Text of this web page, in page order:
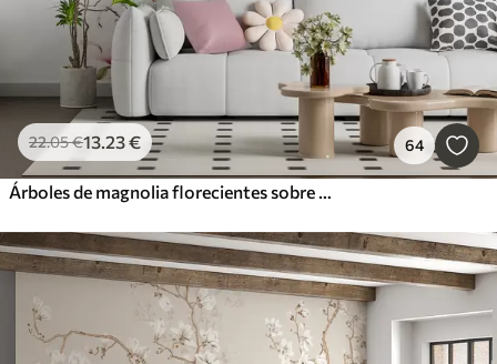
22.05€13.23€ 64
Árboles de magnolia florecientes sobre un fondo de mármol